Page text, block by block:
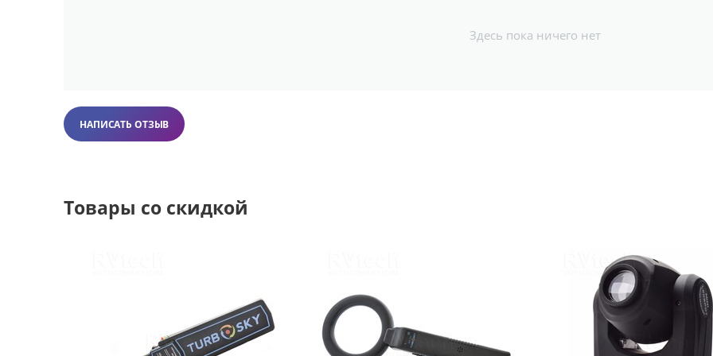
Здесь пока ничего нет
НАПИСАТЬ ОТЗЫВ
Товары со скидкой